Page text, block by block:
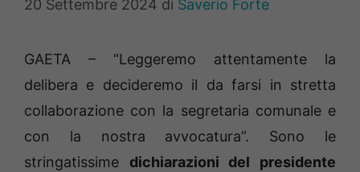
20 Settembre 2024 di Saverio Forte
GAETA – “Leggeremo attentamente la
delibera e decideremo il da farsi in stretta
collaborazione con la segretaria comunale e
con la nostra avvocatura”. Sono le
stringatissime dichiarazioni del presidente